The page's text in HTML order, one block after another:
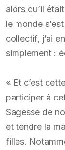
alors qu’il
le monde
collectif, j’ai
simplement :
« Et c’est
participer à
Sagesse de
et tendre la
filles.